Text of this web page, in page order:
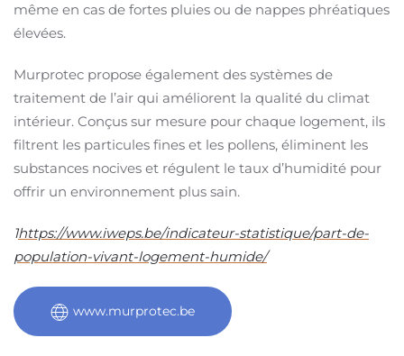
même en cas de fortes pluies ou de nappes phréatiques
élevées.
Murprotec propose également des systèmes de
traitement de l’air qui améliorent la qualité du climat
intérieur. Conçus sur mesure pour chaque logement, ils
filtrent les particules fines et les pollens, éliminent les
substances nocives et régulent le taux d’humidité pour
offrir un environnement plus sain.
1https://www.iweps.be/indicateur-statistique/part-de-
population-vivant-logement-humide/
www.murprotec.be